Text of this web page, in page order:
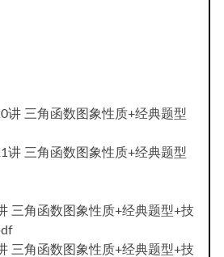
讲 三角函数图象性质+经典题型
讲 三角函数图象性质+经典题型
三角函数图象性质+经典题型+技
三角函数图象性质+经典题型+技